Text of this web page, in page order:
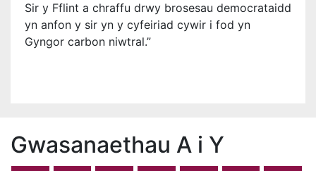
Sir y Fflint a chraffu drwy brosesau democrataidd
yn anfon y sir yn y cyfeiriad cywir i fod yn
Gyngor carbon niwtral.”
Gwasanaethau A i Y